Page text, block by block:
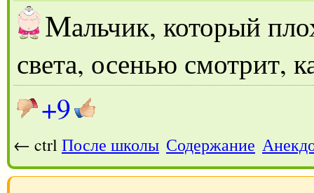
Мальчик, который
света, осенью смотрит,
+9
← ctrl После школы Содержание